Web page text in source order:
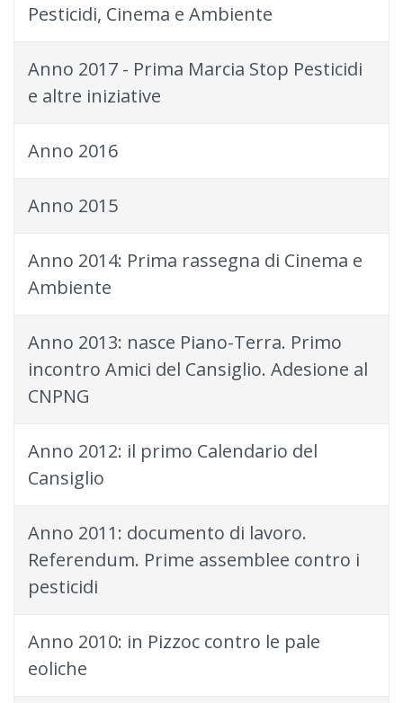
Pesticidi, Cinema e Ambiente
Anno 2017 - Prima Marcia Stop Pesticidi
e altre iniziative
Anno 2016
Anno 2015
Anno 2014: Prima rassegna di Cinema e
Ambiente
Anno 2013: nasce Piano-Terra. Primo
incontro Amici del Cansiglio. Adesione al
CNPNG
Anno 2012: il primo Calendario del
Cansiglio
Anno 2011: documento di lavoro.
Referendum. Prime assemblee contro i
pesticidi
Anno 2010: in Pizzoc contro le pale
eoliche